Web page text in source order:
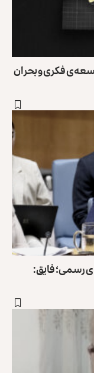
فکری و بحران
رسمی؛ فایق: